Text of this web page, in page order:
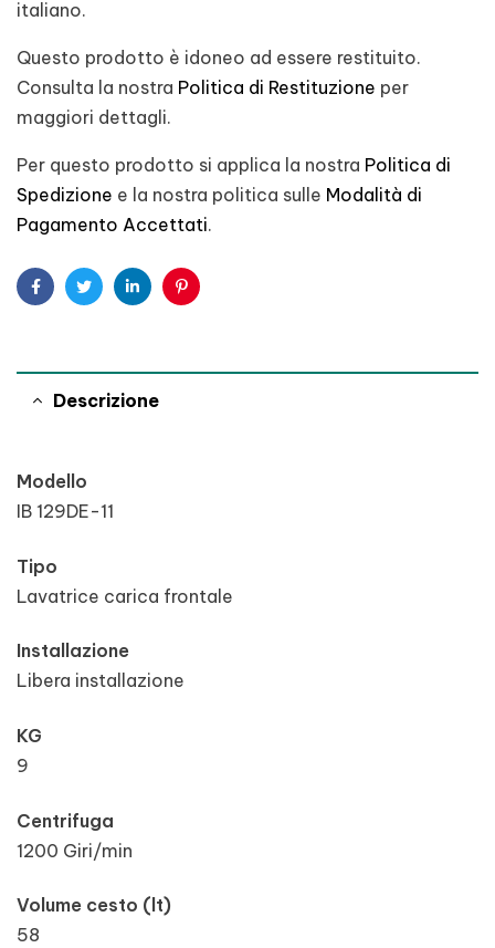
italiano.
Questo prodotto è idoneo ad essere restituito.
Consulta la nostra Politica di Restituzione per
maggiori dettagli.
Per questo prodotto si applica la nostra Politica di
Spedizione e la nostra politica sulle Modalità di
Pagamento Accettati.
FacebookTwitterLinkedinPinterest
Descrizione
Modello
IB 129DE-11
Tipo
Lavatrice carica frontale
Installazione
Libera installazione
KG
9
Centrifuga
1200 Giri/min
Volume cesto (lt)
58